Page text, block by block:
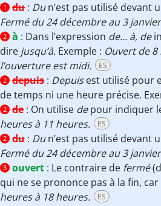
1 du : Dun’est pas utilisé devant
Fermé du 24 décembre au 3 janvier
2 à : Dans l’expression de... à, de
dire jusqu’à. Exemple : Ouvert de
l’ouverture est midi.
ES
2 depuis : Depuisest utilisé pour
de temps ni une heure précise.
2 de : On utilise depour indiquer
heures à 11 heures.
ES
2 du : Dun’est pas utilisé devant
Fermé du 24 décembre au 3 janvier
3 ouvert : Le contraire de fermé
qui ne se prononce pas à la fin,
heures à 18 heures.
ES